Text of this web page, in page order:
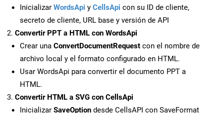
Inicializar WordsApi y CellsApi con su ID de cliente,
secreto de cliente, URL base y versión de API
Convertir PPT a HTML con WordsApi
Crear una ConvertDocumentRequest con el nombre de
archivo local y el formato configurado en HTML.
Usar WordsApi para convertir el documento PPT a
HTML.
Convertir HTML a SVG con CellsApi
Inicializar SaveOption desde CellsAPI con SaveFormat